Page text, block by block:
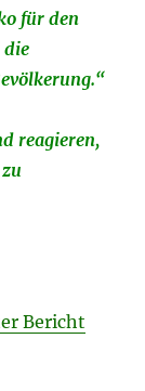
für den
die
reagieren,
Bericht